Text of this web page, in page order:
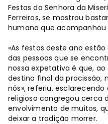
Festas da Senhora da
Ferreiros, se mostrou
humana que acompanhou
«As festas deste ano
das pessoas que se
nossa expetativa é que,
destino final da procissão,
nós», referiu,
religioso congregou cerca
envolvimento de muitos,
deixar a tradição morrer.